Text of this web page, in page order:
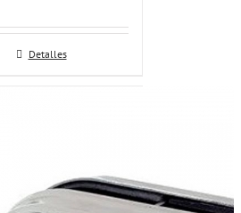
Detalles